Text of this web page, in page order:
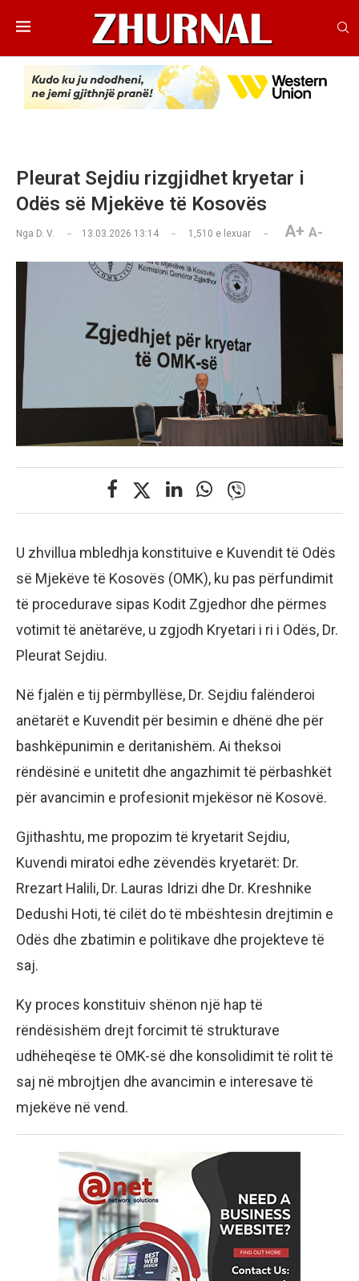
Pleurat Sejdiu rizgjidhet kryetar i
Odës së Mjekëve të Kosovës
Nga D. V. 13.03.2026 13:14 1,510 e lexuar A+ A-
U zhvillua mbledhja konstituive e Kuvendit të Odës
së Mjekëve të Kosovës (OMK), ku pas përfundimit
të procedurave sipas Kodit Zgjedhor dhe përmes
votimit të anëtarëve, u zgjodh Kryetari i ri i Odës, Dr.
Pleurat Sejdiu.
Në fjalën e tij përmbyllëse, Dr. Sejdiu falënderoi
anëtarët e Kuvendit për besimin e dhënë dhe për
bashkëpunimin e deritanishëm. Ai theksoi
rëndësinë e unitetit dhe angazhimit të përbashkët
për avancimin e profesionit mjekësor në Kosovë.
Gjithashtu, me propozim të kryetarit Sejdiu,
Kuvendi miratoi edhe zëvendës kryetarët: Dr.
Rrezart Halili, Dr. Lauras Idrizi dhe Dr. Kreshnike
Dedushi Hoti, të cilët do të mbështesin drejtimin e
Odës dhe zbatimin e politikave dhe projekteve të
saj.
Ky proces konstituiv shënon një hap të
rëndësishëm drejt forcimit të strukturave
udhëheqëse të OMK-së dhe konsolidimit të rolit të
saj në mbrojtjen dhe avancimin e interesave të
mjekëve në vend.